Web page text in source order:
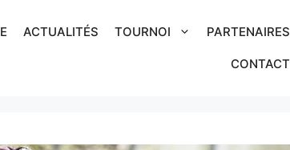
ACTUALITÉS TOURNOI PARTENAIRES
CONTACT